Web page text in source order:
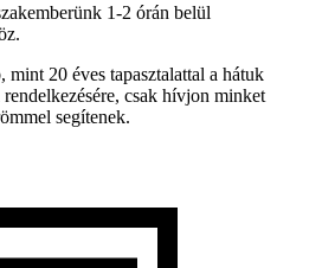
1-2 órán belül
mint 20 éves tapasztalattal a hátuk
csak hívjon minket
segítenek.